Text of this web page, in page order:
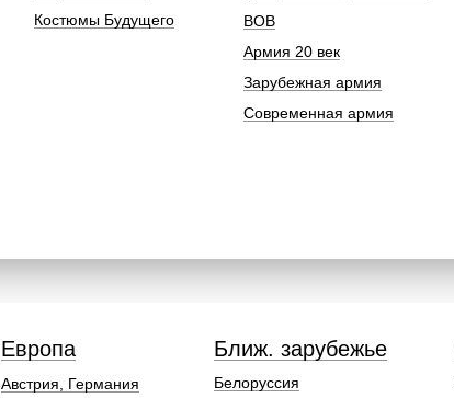
Костюмы Будущего
ВОВ
Армия 20 век
Зарубежная армия
Современная армия
Белоруссия
Ближ. зарубежье
Австрия, Германия
Европа